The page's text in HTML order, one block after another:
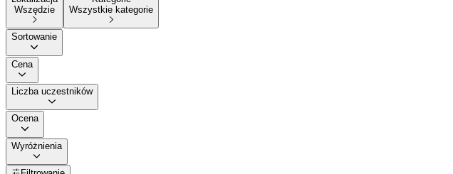
Wszędzie
Wszystkie kategorie
Sortowanie
Cena
Liczba uczestników
Ocena
Wyróżnienia